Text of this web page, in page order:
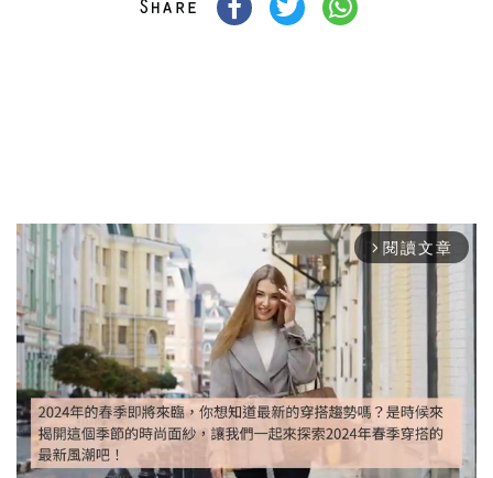
arrow_forward_ios 閱讀文章